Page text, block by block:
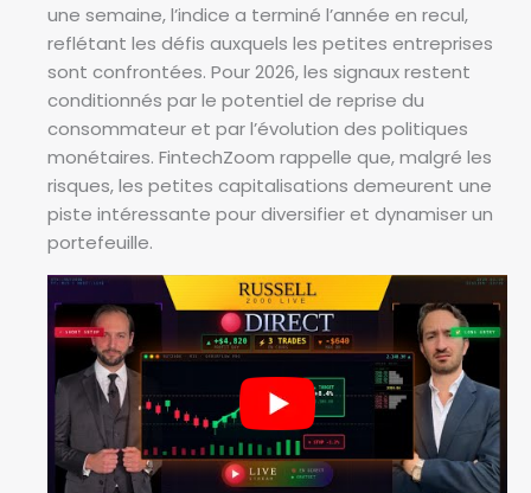
une semaine, l’indice a terminé l’année en recul,
reflétant les défis auxquels les petites entreprises
sont confrontées. Pour 2026, les signaux restent
conditionnés par le potentiel de reprise du
consommateur et par l’évolution des politiques
monétaires. FintechZoom rappelle que, malgré les
risques, les petites capitalisations demeurent une
piste intéressante pour diversifier et dynamiser un
portefeuille.